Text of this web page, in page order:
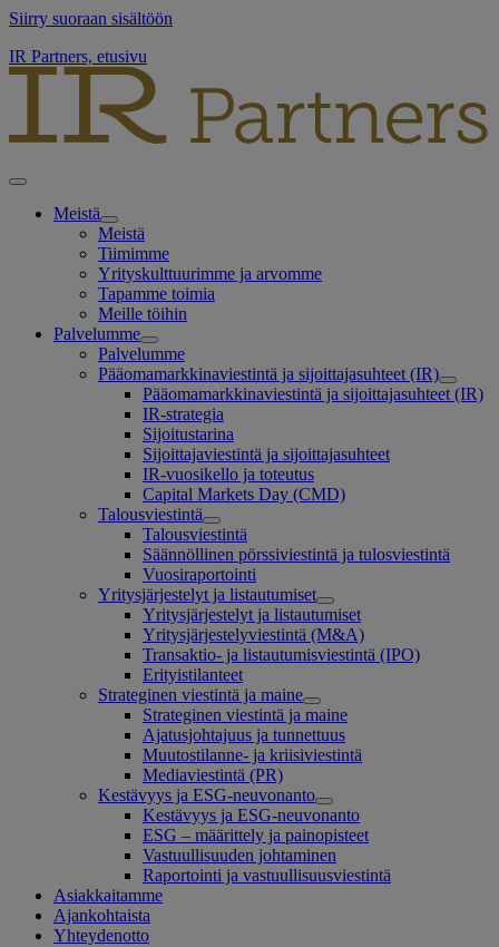
Siirry suoraan sisältöön
IR Partners, etusivu
Meistä
Meistä
Tiimimme
Yrityskulttuurimme ja arvomme
Tapamme toimia
Meille töihin
Palvelumme
Palvelumme
Pääomamarkkinaviestintä ja sijoittajasuhteet (IR)
Pääomamarkkinaviestintä ja sijoittajasuhteet (IR)
IR-strategia
Sijoitustarina
Sijoittajaviestintä ja sijoittajasuhteet
IR-vuosikello ja toteutus
Capital Markets Day (CMD)
Talousviestintä
Talousviestintä
Säännöllinen pörssiviestintä ja tulosviestintä
Vuosiraportointi
Yritysjärjestelyt ja listautumiset
Yritysjärjestelyt ja listautumiset
Yritysjärjestelyviestintä (M&A)
Transaktio- ja listautumisviestintä (IPO)
Erityistilanteet
Strateginen viestintä ja maine
Strateginen viestintä ja maine
Ajatusjohtajuus ja tunnettuus
Muutostilanne- ja kriisiviestintä
Mediaviestintä (PR)
Kestävyys ja ESG-neuvonanto
Kestävyys ja ESG-neuvonanto
ESG – määrittely ja painopisteet
Vastuullisuuden johtaminen
Raportointi ja vastuullisuusviestintä
Asiakkaitamme
Ajankohtaista
Yhteydenotto